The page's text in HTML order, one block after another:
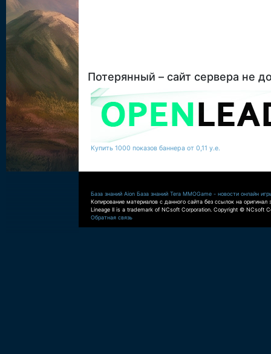
Потерянный – сайт сервера не
Купить 1000 показов баннера от 0,11 у.е.
База знаний Aion База знаний Tera MMOGame - новости онлайн
Копирование материалов с данного сайта без ссылок на оригинал
Lineage II is a trademark of NCsoft Corporation. Copyright © NCsoft
Обратная связь